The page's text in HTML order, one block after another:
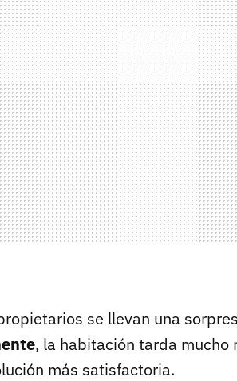
se llevan una
, la habitación tarda mucho
más satisfactoria.